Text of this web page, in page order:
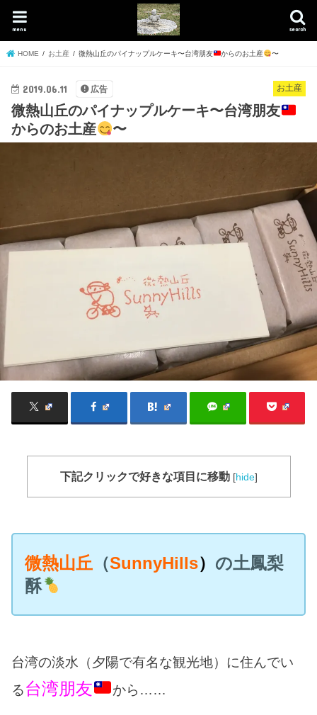
search
menu
HOME お土産 微熱山丘のパイナップルケーキ〜台湾朋友 からのお土産 〜
お土産
2019.06.11 広告
微熱山丘のパイナップルケーキ〜台湾朋友
からのお土産
〜
下記クリックで好きな項目に移動 [hide]
微熱山丘 （SunnyHills） の土鳳梨
酥
台湾の淡水（夕陽で有名な観光地）に住んでい
る台湾朋友 から……